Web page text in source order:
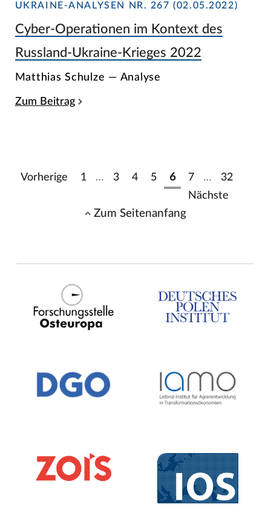
UKRAINE-ANALYSEN NR. 267 (02.05.2022)
Cyber-Operationen im Kontext des
Russland-Ukraine-Krieges 2022
Matthias Schulze — Analyse
Zum Beitrag
Vorherige 1 … 3 4 5 6 7 …
32
Nächste
Zum Seitenanfang